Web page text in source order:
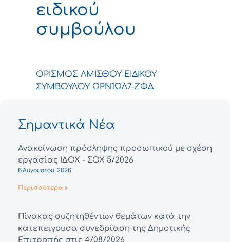
ειδικού
συμβούλου
ΟΡΙΣΜΟΣ ΑΜΙΣΘΟΥ ΕΙΔΙΚΟΥ
ΣΥΜΒΟΥΛΟΥ ΩΡΝ1ΩΛ7-ΖΦΔ
Σημαντικά Νέα
Ανακοίνωση πρόσληψης προσωπικού με σχέση
εργασίας ΙΔΟΧ - ΣΟΧ 5/2026
6 Αυγούστου, 2026
Περισσότερα »
Πίνακας συζητηθέντων θεμάτων κατά την
κατεπειγουσα συνεδρίαση της Δημοτικής
Επιτροπής στις 4/08/2026